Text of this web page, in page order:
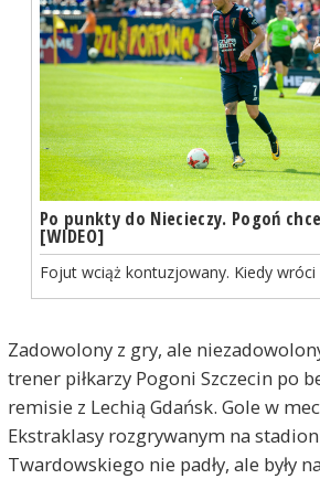
Po punkty do Niecieczy. Pogoń
[WIDEO]
Fojut wciąż kontuzjowany. Kiedy wróci
Zadowolony z gry, ale
trener piłkarzy Pogoni Szczecin po
remisie z Lechią Gdańsk. Gole w
Ekstraklasy rozgrywanym na
Twardowskiego nie padły, ale były